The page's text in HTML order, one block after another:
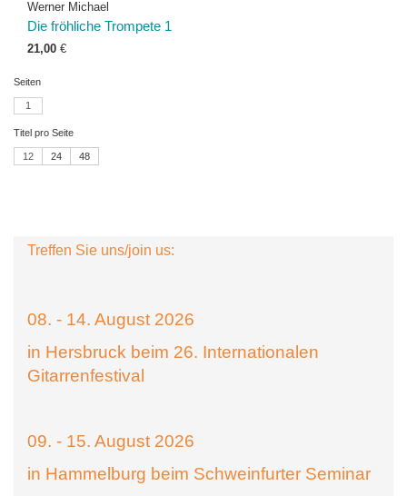
Werner Michael
Die fröhliche Trompete 1
21,00 €
Seiten
1
Titel pro Seite
12 24 48
Treffen Sie uns/join us:
08. - 14. August 2026
in Hersbruck beim 26. Internationalen
Gitarrenfestival
09. - 15. August 2026
in Hammelburg beim Schweinfurter Seminar